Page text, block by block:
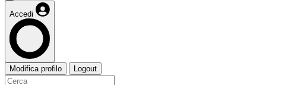
Accedi
Modifica profilo Logout